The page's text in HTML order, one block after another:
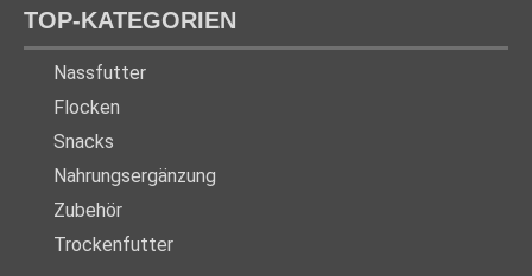
TOP-KATEGORIEN
Nassfutter
Flocken
Snacks
Nahrungsergänzung
Zubehör
Trockenfutter